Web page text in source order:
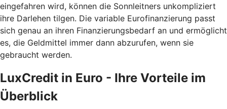
eingefahren wird, können die Sonnleitners unkompliziert
ihre Darlehen tilgen. Die variable Eurofinanzierung passt
sich genau an ihren Finanzierungsbedarf an und ermöglicht
es, die Geldmittel immer dann abzurufen, wenn sie
gebraucht werden.
LuxCredit in Euro - Ihre Vorteile im
Überblick